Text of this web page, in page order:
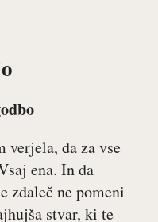
verjela, da za vse
ena. In da
zdaleč ne pomeni
stvar, ki te